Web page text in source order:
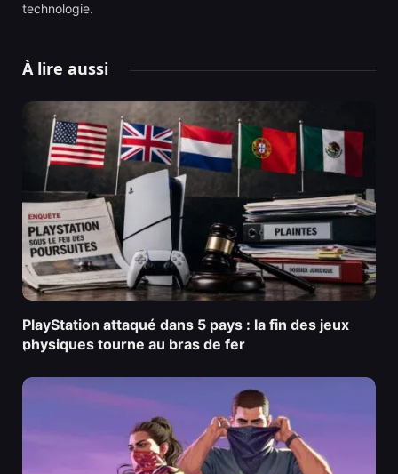
technologie.
À lire aussi
PlayStation attaqué dans 5 pays : la fin des jeux
physiques tourne au bras de fer